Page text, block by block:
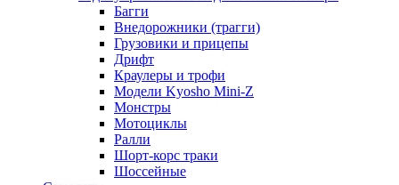
Багги
Внедорожники (трагги)
Грузовики и прицепы
Дрифт
Краулеры и трофи
Модели Kyosho Mini-Z
Монстры
Мотоциклы
Ралли
Шорт-корс траки
Шоссейные